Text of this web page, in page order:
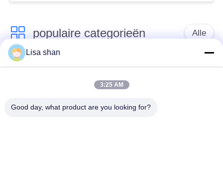
populaire categorieën Alle
Japanse
broodcrumbs
Gehele het
Lisa shan
3:25 AM
Good day, what product are you looking for?